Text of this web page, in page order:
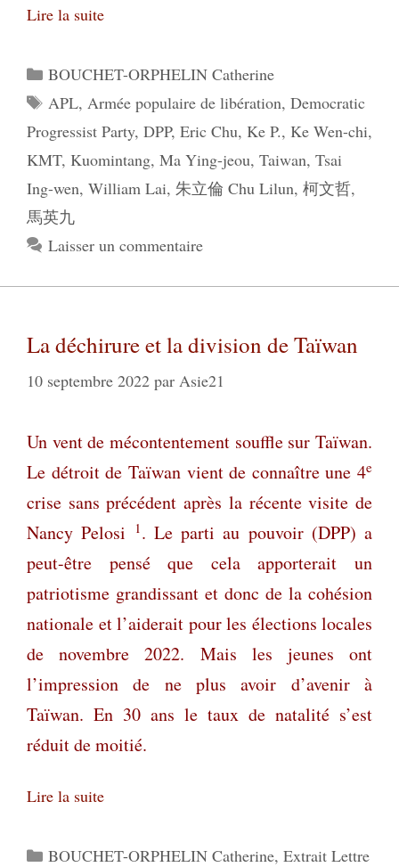
Lire la suite
Catégories
BOUCHET-ORPHELIN Catherine
Étiquettes
APL, Armée populaire de libération, Democratic
Progressist Party, DPP, Eric Chu, Ke P., Ke Wen-chi,
KMT, Kuomintang, Ma Ying-jeou, Taiwan, Tsai
Ing-wen, William Lai, 朱立倫 Chu Lilun, 柯文哲,
馬英九
Laisser un commentaire
La déchirure et la division de Taïwan
10 septembre 2022 par Asie21
Un vent de mécontentement souffle sur Taïwan.
Le détroit de Taïwanvient de connaître une 4e
crise sans précédent après la récente visite de
Nancy Pelosi
1 . Le parti au pouvoir (DPP) a
peut-être pensé que cela apporterait un
patriotisme grandissant et donc de la cohésion
nationale et l’aiderait pour les élections locales
de novembre 2022. Mais les jeunes ont
l’impression de ne plus avoir d’avenir à
Taïwan. En 30 ans le taux de natalité s’est
réduit de moitié.
Lire la suite
Catégories
BOUCHET-ORPHELIN Catherine, Extrait Lettre